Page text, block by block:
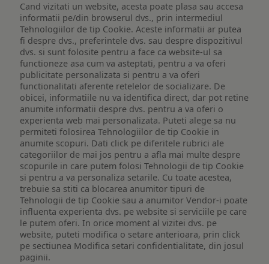
Cand vizitati un website, acesta poate plasa sau accesa
informatii pe/din browserul dvs., prin intermediul
Tehnologiilor de tip Cookie. Aceste informatii ar putea
fi despre dvs., preferintele dvs. sau despre dispozitivul
dvs. si sunt folosite pentru a face ca website-ul sa
functioneze asa cum va asteptati, pentru a va oferi
publicitate personalizata si pentru a va oferi
functionalitati aferente retelelor de socializare. De
obicei, informatiile nu va identifica direct, dar pot retine
anumite informatii despre dvs. pentru a va oferi o
experienta web mai personalizata. Puteti alege sa nu
permiteti folosirea Tehnologiilor de tip Cookie in
anumite scopuri. Dati click pe diferitele rubrici ale
categoriilor de mai jos pentru a afla mai multe despre
scopurile in care putem folosi Tehnologii de tip Cookie
si pentru a va personaliza setarile. Cu toate acestea,
trebuie sa stiti ca blocarea anumitor tipuri de
Tehnologii de tip Cookie sau a anumitor Vendor-i poate
influenta experienta dvs. pe website si serviciile pe care
le putem oferi. In orice moment al vizitei dvs. pe
website, puteti modifica o setare anterioara, prin click
pe sectiunea Modifica setari confidentialitate, din josul
paginii.